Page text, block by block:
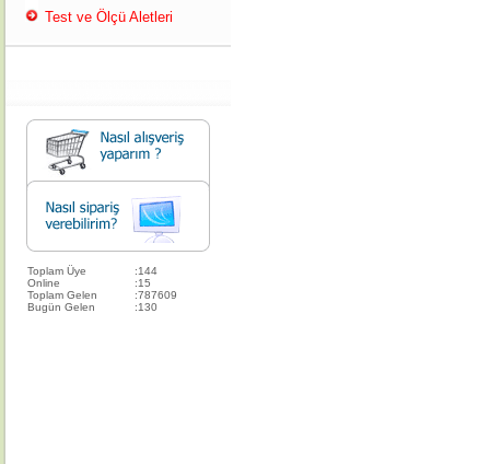
Test ve Ölçü Aletleri
Toplam Üye :144
Online
:15
Toplam Gelen
:787609
Bugün Gelen
:130